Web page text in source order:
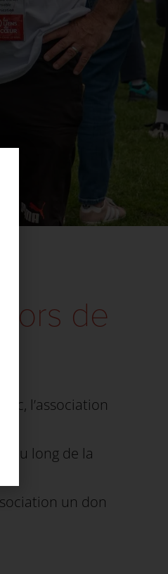
lors de
l’association
au long de la
un don